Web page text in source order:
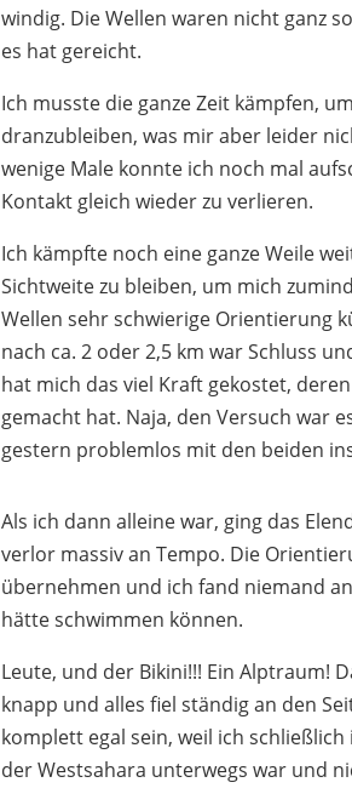
windig. Die Wellen waren nicht ganz
es hat gereicht.
Ich musste die ganze Zeit kämpfen,
dranzubleiben, was mir aber leider
wenige Male konnte ich noch mal
Kontakt gleich wieder zu verlieren.
Ich kämpfte noch eine ganze Weile
Sichtweite zu bleiben, um mich
Wellen sehr schwierige Orientierung
nach ca. 2 oder 2,5 km war Schluss
hat mich das viel Kraft gekostet,
gemacht hat. Naja, den Versuch war
gestern problemlos mit den beiden
Als ich dann alleine war, ging das
verlor massiv an Tempo. Die
übernehmen und ich fand niemand
hätte schwimmen können.
Leute, und der Bikini!!! Ein Alptraum!
knapp und alles fiel ständig an den
komplett egal sein, weil ich
der Westsahara unterwegs war und